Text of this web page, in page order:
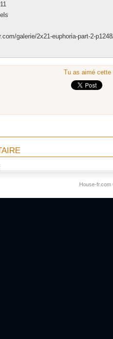
galerie/2x21-euphoria-part-2-
Tu as aimé
House-